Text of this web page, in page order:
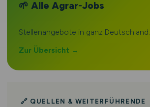
🌱 Alle Agrar-Jobs
Stellenangebote in ganz Deutschland.
Zur Übersicht →
🔗 QUELLEN & WEITERFÜHRENDE